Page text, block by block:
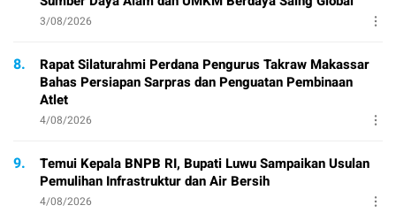
3/08/2026
8.
Rapat Silaturahmi Perdana Pengurus Takraw Makassar
Bahas Persiapan Sarpras dan Penguatan Pembinaan
Atlet
4/08/2026
9.
Temui Kepala BNPB RI, Bupati Luwu Sampaikan Usulan
Pemulihan Infrastruktur dan Air Bersih
4/08/2026